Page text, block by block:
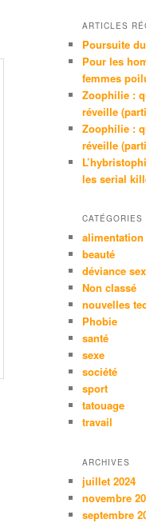
ARTICLES
Poursuite
Pour les
femmes
Zoophilie :
réveille
Zoophilie :
réveille
les serial
CATÉGORIES
alimentation
beauté
déviance
Non classé
nouvelles
Phobie
santé
sexe
société
sport
tatouage
travail
ARCHIVES
juillet 2024
novembre
septembre